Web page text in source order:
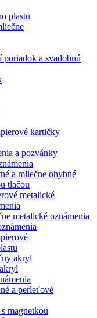
plastu
poriadok a svadobnú
kartičky
a pozvánky
a mliečne ohybné
tlačou
metalické
metalické oznámenia
akryl
a perleťové
magnetkou